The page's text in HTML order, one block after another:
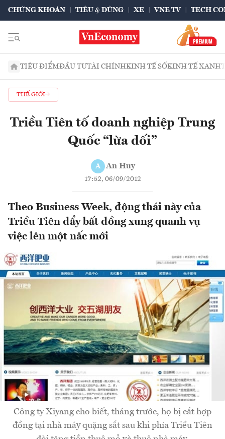
CHỨNG KHOÁN TIÊU & DÙNG XE VNE TV TECH
TIÊU ĐIỂMĐẦU TƯTÀI CHÍNHKINH TẾ SỐKINH TẾ XANH
THẾ GIỚI
Triều Tiên tố doanh nghiệp Trung
Quốc “lừa dối”
A An Huy
17:52, 06/09/2012
Theo Business Week, động thái này của
Triều Tiên đẩy bất đồng xung quanh vụ
việc lên một nấc mới
Công ty Xiyang cho biết, tháng trước, họ bị cắt hợp
đồng tại nhà máy quặng sắt sau khi phía Triều Tiên